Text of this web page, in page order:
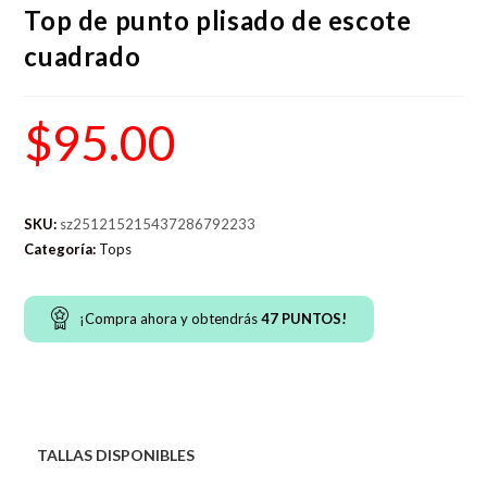
Top de punto plisado de escote
cuadrado
$95.00
SKU: sz251215215437286792233
Categoría: Tops
¡Compra ahora y obtendrás47 PUNTOS!
TALLAS DISPONIBLES